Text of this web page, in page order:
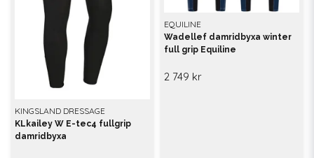
KINGSLAND DRESSAGE
KLkailey W E-tec4 fullgrip
damridbyxa
EQUILINE
Wadellef damridbyxa winter
full grip Equiline
2 749 kr